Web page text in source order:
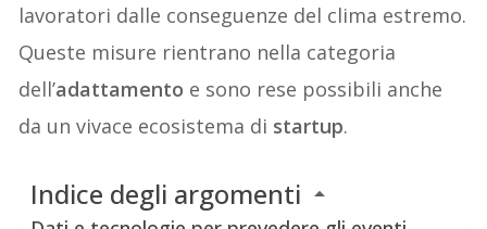
lavoratori dalle conseguenze del clima estremo.
Queste misure rientrano nella categoria
dell’adattamento e sono rese possibili anche
da un vivace ecosistema di startup.
Indice degli argomenti